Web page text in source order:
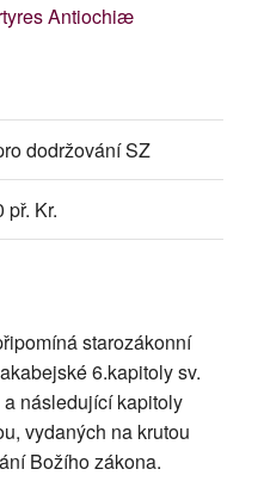
Antiochiæ
dodržování SZ
př. Kr.
starozákonní
6.kapitoly sv.
následující kapitoly
vydaných na krutou
Božího zákona.